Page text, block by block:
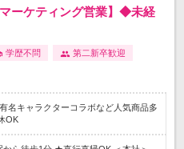
ーケティング営業】◆未経
学歴不問 第二新卒歓迎
名キャラクターコラボなど人気商品多
OK